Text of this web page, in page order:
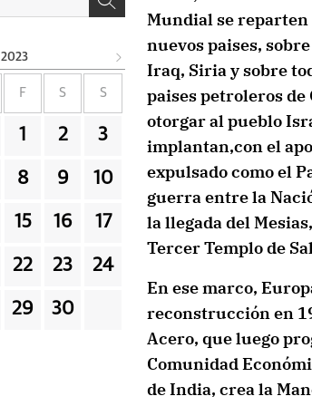
Mundial se
nuevos paises,
Iraq, Siria y sobre
paises petroleros
otorgar al pueblo
implantan,con el
expulsado como el
guerra entre la
la llegada del
Tercer Templo de
En ese marco,
reconstrucción en
Acero, que luego
Comunidad
de India, crea la
2023
F S S
1 2 3
8 9 10
15 16 17
22 23 24
29 30